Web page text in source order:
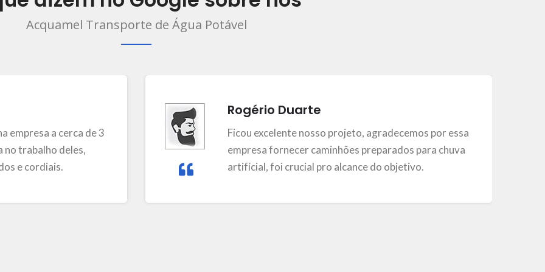
Acquamel Transporte de Água Potável
empresa a cerca de 3
no trabalho deles,
e cordiais.
Rogério Duarte
Ficou excelente nosso projeto, agradecemos por essa
empresa fornecer caminhões preparados para chuva
artifícial, foi crucial pro alcance do objetivo.